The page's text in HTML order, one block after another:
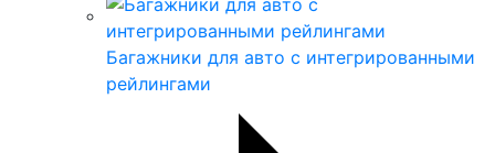
Багажники для авто с интегрированными
рейлингами